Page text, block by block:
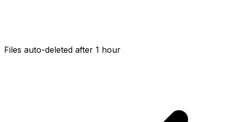
Files auto-deleted after 1 hour